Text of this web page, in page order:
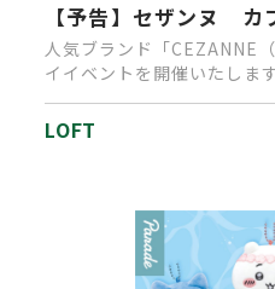
【予告】セザンヌ カ
人気ブランド「CEZANNE
イイベントを開催いたしま
を、１会計税込1,…
LOFT